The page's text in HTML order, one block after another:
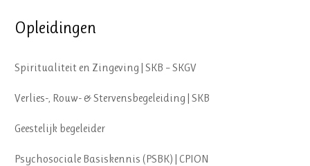
Opleidingen
Spiritualiteit en Zingeving | SKB – SKGV
Verlies-, Rouw- & Stervensbegeleiding | SKB
Geestelijk begeleider
Psychosociale Basiskennis (PSBK) | CPION